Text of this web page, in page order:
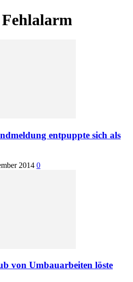
entpuppte sich als
2014 0
von Umbauarbeiten löste